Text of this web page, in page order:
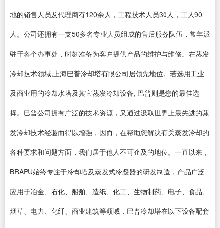
地的销售人员及代理商有120余人，工程技术人员30人，工人90
人。公司还拥有一支50多名专业人员组成的售后服务队伍，常年派
驻于各个办事处，时刻准备为客户提供产品的维护与维修。在蒸发
冷却技术领域,上海巴普冷却塔有限公司居领先地位。若选用工业
及商业用的冷却水塔及其它蒸发冷却设备, 巴普则是您的最佳选
择。巴普公司拥有广泛的技术资源，又通过汲取世界上最先进的蒸
发冷却技术经验而得以增强，因而，在帮助您解决有关蒸发冷却的
各种要求和问题方面，我们居于他人不可企及的地位。一直以来，
BRAPU始终专注于冷却塔及蒸发式冷凝器的研发制造，产品广泛
应用于冶金、石化、船舶、造纸、化工、生物制药、电子、食品、
烟草、电力、化纤、商业建筑等领域，巴普冷却塔在以下设备配套